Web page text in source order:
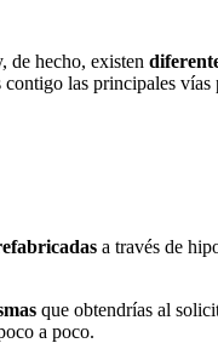
de hecho, existen
las principales vías
a través de
que obtendrías al
a poco.